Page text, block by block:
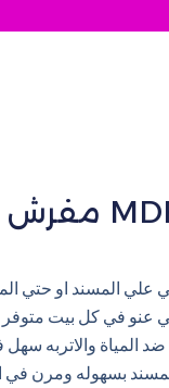
علي المسند او حتي
عنو في كل بيت متوفر
بسهوله ومرن